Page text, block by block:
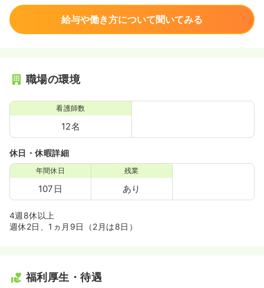
給与や働き方について聞いてみる
職場の環境
看護師数
12名
休日・休暇詳細
年間休日
107日
残業
あり
4週8休以上
週休2日、1ヵ月9日（2月は8日）
福利厚生・待遇